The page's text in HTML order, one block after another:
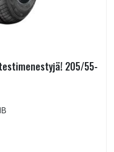
205/55-